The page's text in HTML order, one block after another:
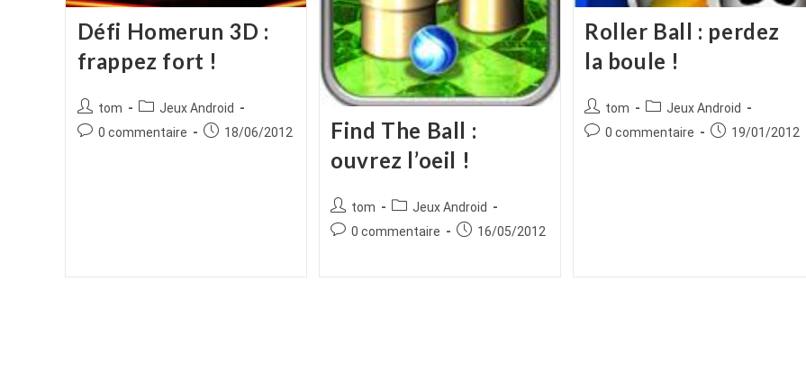
Défi Homerun 3D :
frappez fort !
Auteur/autrice
de
tom
Post
category:
Jeux Android
Commentaires
0 commentaire
Publication
18/06/2012
Find The Ball :
ouvrez l’oeil !
Auteur/autrice
de
tom
Post
category:
Jeux Android
Commentaires
0 commentaire
Publication
16/05/2012
Roller Ball : perdez
la boule !
Auteur/autrice
de
tom
Post
category:
Jeux Android
Commentaires
0 commentaire
Publication
19/01/2012